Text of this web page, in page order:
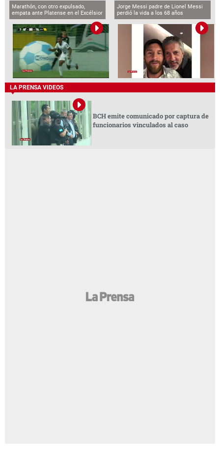
Marathón, con otro expulsado,
empata ante Platense en el Excélsior
Jorge Messi padre de Lionel Messi
perdió la vida a los 68 años
LA PRENSA VIDEOS
BCH emite comunicado por captura de
funcionarios vinculados al caso